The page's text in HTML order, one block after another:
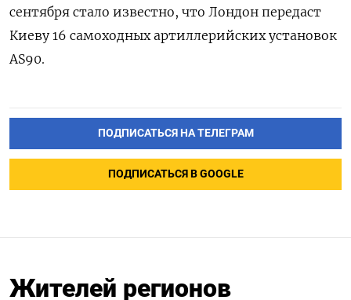
сентября стало известно, что Лондон передаст
Киеву 16 самоходных артиллерийских установок
AS90.
ПОДПИСАТЬСЯ НА ТЕЛЕГРАМ
ПОДПИСАТЬСЯ В GOOGLE
Жителей регионов